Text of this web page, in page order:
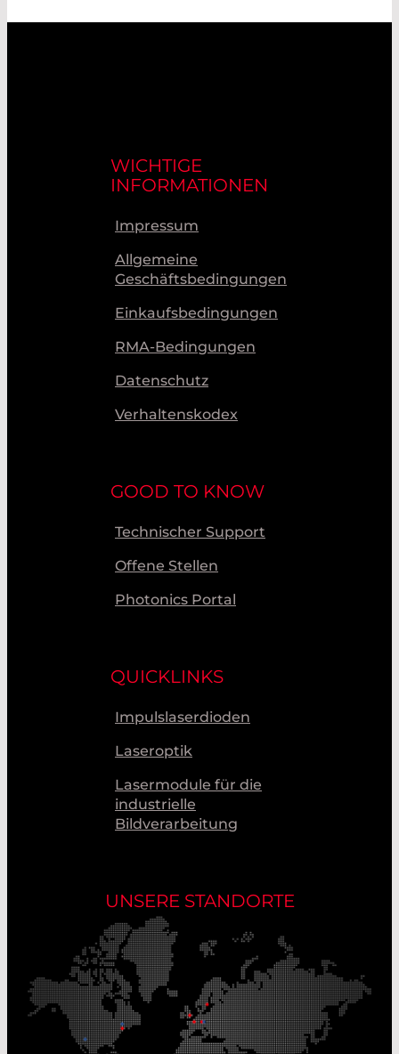
WICHTIGE
INFORMATIONEN
Impressum
Allgemeine
Geschäftsbedingungen
Einkaufsbedingungen
RMA-Bedingungen
Datenschutz
Verhaltenskodex
GOOD TO KNOW
Technischer Support
Offene Stellen
Photonics Portal
QUICKLINKS
Impulslaserdioden
Laseroptik
Lasermodule für die
industrielle
Bildverarbeitung
UNSERE STANDORTE